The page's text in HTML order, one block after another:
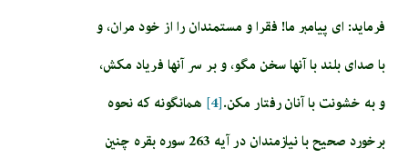
‏فرمايد: اى پيامبر ما! فقرا و مستمندان را از خود مران، و
با صداى بلند با آنها سخن مگو، و بر سر آنها فرياد مكش،
و به خشونت با آنان رفتار مكن.[4]
همان‏گونه كه نحوه
برخورد صحيح با نيازمندان در آيه 263 سوره بقره چنين